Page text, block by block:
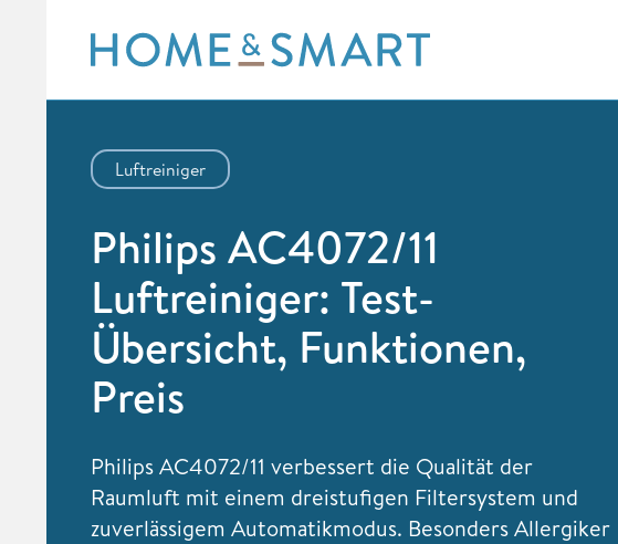
content
Luftreiniger
Philips AC4072/11
Luftreiniger: Test-
Übersicht, Funktionen,
Preis
Philips AC4072/11 verbessert die Qualität der
Raumluft mit einem dreistufigen Filtersystem und
zuverlässigem Automatikmodus. Besonders Allergiker